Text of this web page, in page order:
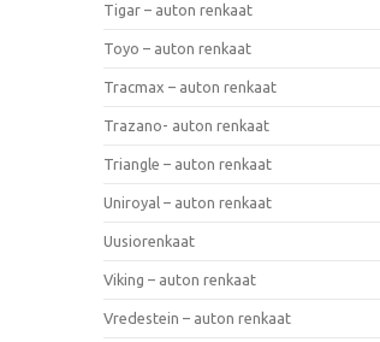
Tigar – auton renkaat
Toyo – auton renkaat
Tracmax – auton renkaat
Trazano- auton renkaat
Triangle – auton renkaat
Uniroyal – auton renkaat
Uusiorenkaat
Viking – auton renkaat
Vredestein – auton renkaat